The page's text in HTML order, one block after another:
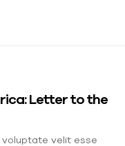
Letter to the
voluptate velit esse